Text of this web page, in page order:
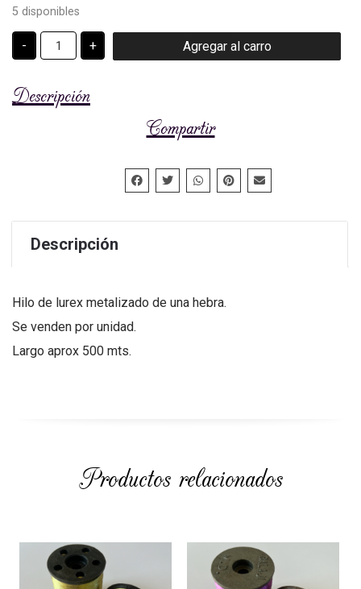
5 disponibles
-
HILO
METALIZADO
cantidad
+ Agregar al carro
Descripción
Compartir
Descripción
Hilo de lurex metalizado de una hebra.
Se venden por unidad.
Largo aprox 500 mts.
Productos relacionados